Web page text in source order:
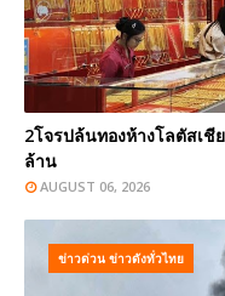
2โจรปล้นทองห้างโลตัสเชี
ล้าน
AUGUST 06, 2026
ข่าวด่วน ข่าวดังทั่วไทย